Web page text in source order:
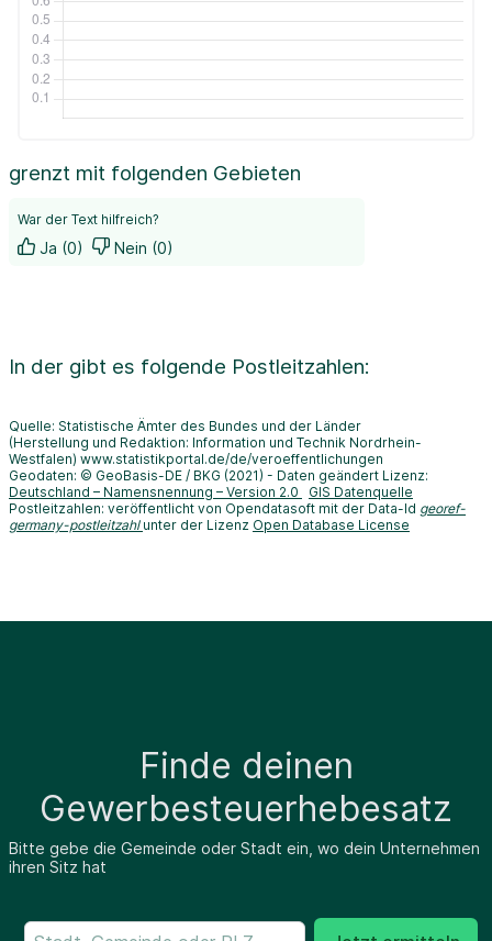
grenzt mit folgenden Gebieten
War der Text hilfreich?
Ja (0) Nein (0)
In der gibt es folgende Postleitzahlen:
Quelle: Statistische Ämter des Bundes und der Länder
(Herstellung und Redaktion: Information und Technik Nordrhein-
Westfalen) www.statistikportal.de/de/veroeffentlichungen
Geodaten: © GeoBasis-DE / BKG (2021) - Daten geändert Lizenz:
Deutschland – Namensnennung – Version 2.0
GIS Datenquelle
Postleitzahlen: veröffentlicht von Opendatasoft mit der Data-Id georef-
germany-postleitzahl unter der Lizenz Open Database License
Finde deinen
Gewerbesteuerhebesatz
Bitte gebe die Gemeinde oder Stadt ein, wo dein Unternehmen
ihren Sitz hat